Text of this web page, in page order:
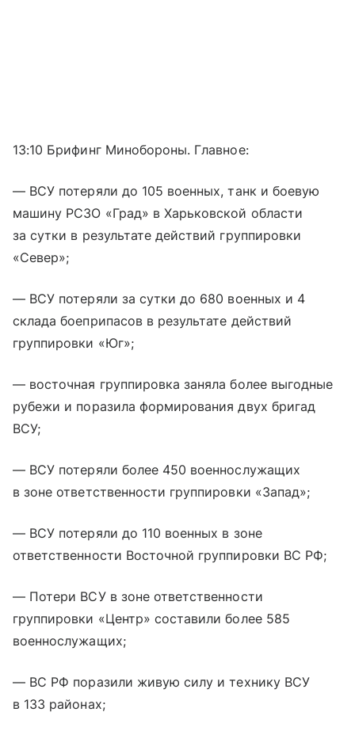
13:10 Брифинг Минобороны. Главное:
— ВСУ потеряли до 105 военных, танк и боевую
машину РСЗО «Град» в Харьковской области
за сутки в результате действий группировки
«Север»;
— ВСУ потеряли за сутки до 680 военных и 4
склада боеприпасов в результате действий
группировки «Юг»;
— восточная группировка заняла более выгодные
рубежи и поразила формирования двух бригад
ВСУ;
— ВСУ потеряли более 450 военнослужащих
в зоне ответственности группировки «Запад»;
— ВСУ потеряли до 110 военных в зоне
ответственности Восточной группировки ВС РФ;
— Потери ВСУ в зоне ответственности
группировки «Центр» составили более 585
военнослужащих;
— ВС РФ поразили живую силу и технику ВСУ
в 133 районах;